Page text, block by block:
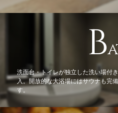
B
洗面台・トイレが独立した洗い場付
入。開放的な大浴場にはサウナも完
す。